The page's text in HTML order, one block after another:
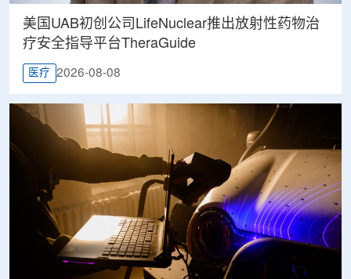
美国UAB初创公司LifeNuclear推出放射性药物治
疗安全指导平台TheraGuide
医疗 2026-08-08